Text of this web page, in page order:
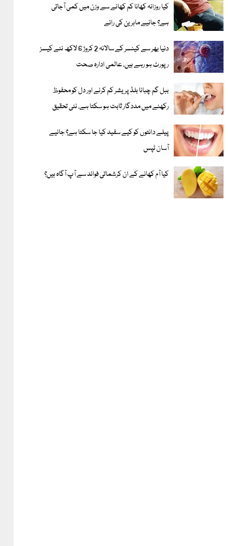
کیا روزانہ کھانا کم کھانے سے وزن میں کمی آجاتی
ہے؟ جانیے ماہرین کی رائے
دنیا بھر سے کینسر کے سالانہ 2 کروڑ 6 لاکھ نئے کیسز
رپورٹ ہو رہے ہیں، عالمی ادارہ صحت
ببل گم چبانا بلڈ پریشر کم کرنے اور دل کو محفوظ
رکھنے میں مددگار ثابت ہو سکتا ہے، نئی تحقیق
پیلے دانتوں کو کیے سفید کیا جا سکتا ہے؟ جانیے
آسان ٹپس
کیا آم کھانے کے ان کرشماتی فوائد سے آپ آگاہ ہیں؟